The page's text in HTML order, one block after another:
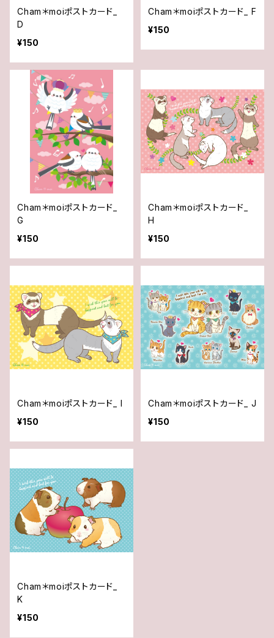
Cham＊moiポストカード_
D
¥150
Cham＊moiポストカード_ F
¥150
Cham＊moiポストカード_
G
¥150
Cham＊moiポストカード_
H
¥150
Cham＊moiポストカード_ I
¥150
Cham＊moiポストカード_ J
¥150
Cham＊moiポストカード_
K
¥150